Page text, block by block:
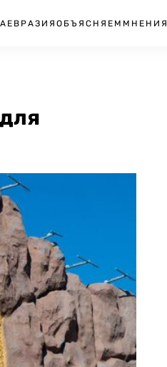
ЕВРАЗИЯ ОБЪЯСНЯЕМ МНЕНИЯ